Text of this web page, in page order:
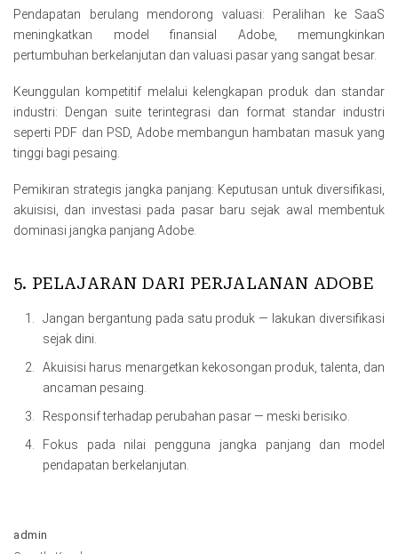
Pendapatan berulang mendorong valuasi: Peralihan ke SaaS
meningkatkan model finansial Adobe, memungkinkan
pertumbuhan berkelanjutan dan valuasi pasar yang sangat besar.
Keunggulan kompetitif melalui kelengkapan produk dan standar
industri: Dengan suite terintegrasi dan format standar industri
seperti PDF dan PSD, Adobe membangun hambatan masuk yang
tinggi bagi pesaing.
Pemikiran strategis jangka panjang: Keputusan untuk diversifikasi,
akuisisi, dan investasi pada pasar baru sejak awal membentuk
dominasi jangka panjang Adobe.
5. PELAJARAN DARI PERJALANAN ADOBE
Jangan bergantung pada satu produk — lakukan diversifikasi
sejak dini.
Akuisisi harus menargetkan kekosongan produk, talenta, dan
ancaman pesaing.
Responsif terhadap perubahan pasar — meski berisiko.
Fokus pada nilai pengguna jangka panjang dan model
pendapatan berkelanjutan.
admin